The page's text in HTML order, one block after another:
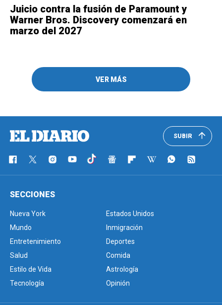
Juicio contra la fusión de Paramount y
Warner Bros. Discovery comenzará en
marzo del 2027
VER MÁS
SUBIR
SECCIONES
Nueva York
Estados Unidos
Mundo
Inmigración
Entretenimiento
Deportes
Salud
Comida
Estilo de Vida
Astrología
Tecnología
Opinión